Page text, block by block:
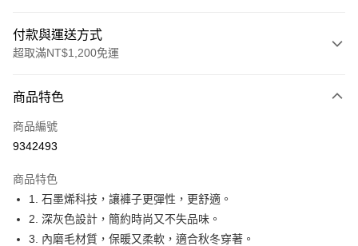
付款與運送方式
超取滿NT$1,200免運
信用卡一次付款
超商取貨付款
Apple Pay
悠遊付
商品特色
商品編號
9342493
商品特色
1. 石墨烯科技，讓褲子更彈性，更舒適。
2. 深灰色設計，簡約時尚又不失品味。
3. 內磨毛材質，保暖又柔軟，適合秋冬穿著。